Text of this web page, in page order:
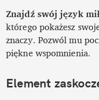
Znajdź swój język
którego pokażesz
znaczy. Pozwól mu
piękne wspomnienia.
Element